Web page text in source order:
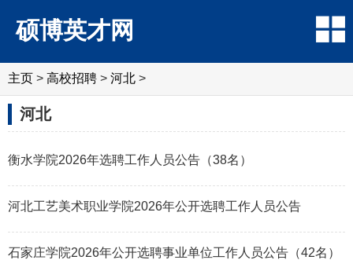
硕博英才网
主页 > 高校招聘 > 河北 >
河北
衡水学院2026年选聘工作人员公告（38名）
河北工艺美术职业学院2026年公开选聘工作人员公告
石家庄学院2026年公开选聘事业单位工作人员公告（42名）